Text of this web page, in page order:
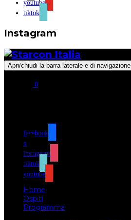
youtube
tiktok
Instagram
Apri/chiudi la barra laterale e di navigazione
0
facebook
x
instagram
tiktok
youtube
Home
Ospiti
Programma